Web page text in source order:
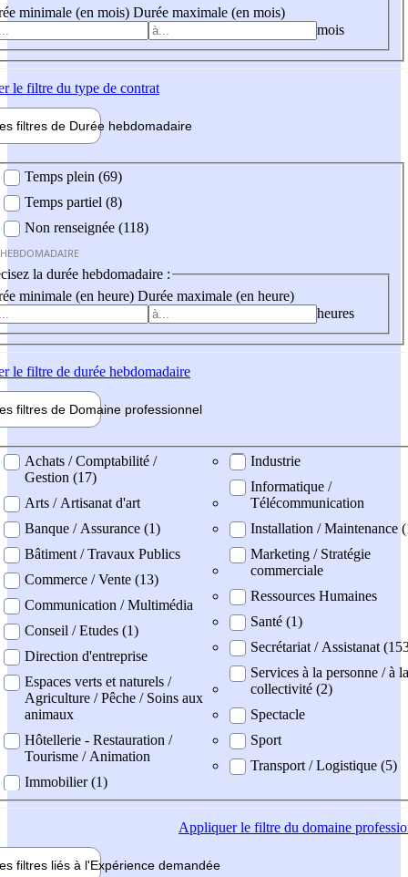
minimale (en mois) Durée maximale (en mois)
mois
le filtre du type de contrat
filtres de Durée hebdomadaire
Temps plein (69)
Temps partiel (8)
Non renseignée (118)
la durée hebdomadaire :
minimale (en heure) Durée maximale (en heure)
heures
le filtre de durée hebdomadaire
filtres de Domaine professionnel
professionel
Achats / Comptabilité /
Gestion (17)
Arts / Artisanat d'art
Banque / Assurance (1)
Bâtiment / Travaux Publics
Commerce / Vente (13)
Communication / Multimédia
Conseil / Etudes (1)
Direction d'entreprise
Espaces verts et naturels /
Agriculture / Pêche / Soins aux
animaux
Hôtellerie - Restauration /
Tourisme / Animation
Immobilier (1)
Industrie
Informatique /
Télécommunication
Installation / Maintenance
Marketing / Stratégie
commerciale
Ressources Humaines
Santé (1)
Secrétariat / Assistanat
Services à la personne / à la
collectivité (2)
Spectacle
Sport
Transport / Logistique (5)
Appliquerle filtre du domaine
filtres liés à l'Expérience demandée